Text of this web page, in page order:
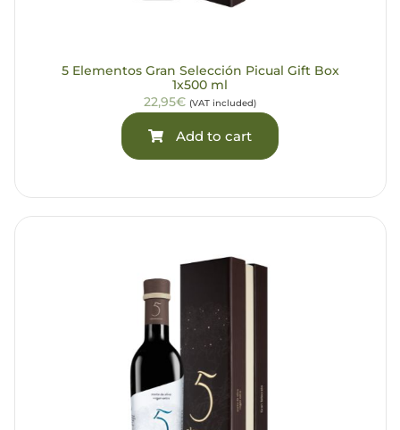
5 Elementos Gran Selección Picual Gift Box
1x500 ml
22,95€ (VAT included)
Add to cart